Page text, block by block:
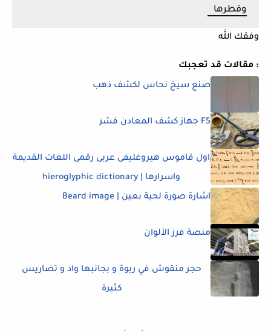
وقطرها
وفقك الله
مقالات قد تعجبك :
صنع سيخ نحاس لكشف ذهب
F5 جهاز كشف المعادن فشر
اول قاموس هيروغليفى عربى رقمى اللغات القديمة
واسرارها | hieroglyphic dictionary
اشارة صورة لحية بعين | Beard image
منصة فرز الألوان
حجر منقوش في ربوة و بجانبها واد و تضاريس
كثيرة